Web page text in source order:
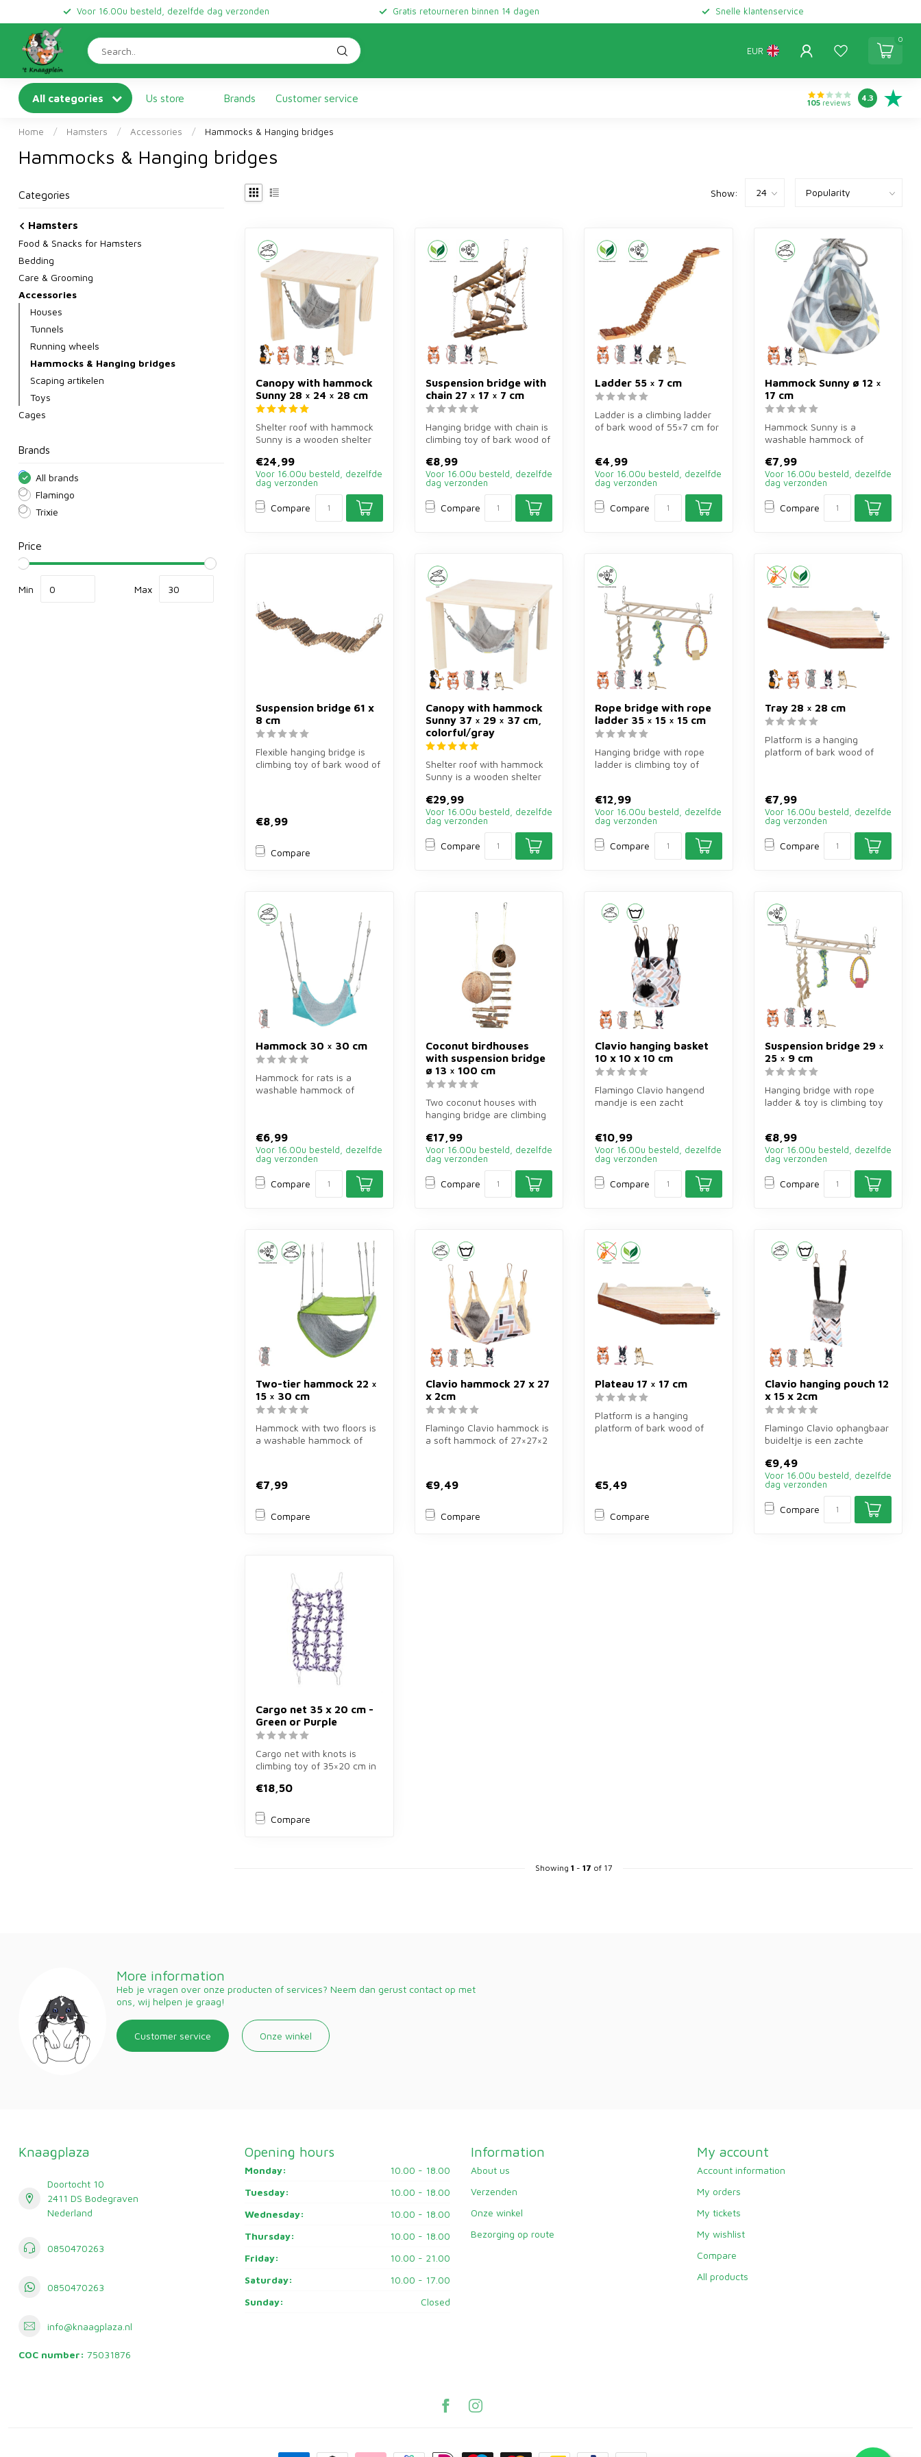
Voor 16.00u besteld, dezelfde dag verzonden Gratis retourneren binnen 14 dagen Snelle klantenservice
EUR
0
All categories Us store Brands Customer service 105reviews
4.3
Home / Hamsters / Accessories / Hammocks & Hanging bridges
Hammocks & Hanging bridges
Categories
Hamsters
Food & Snacks for Hamsters
Bedding
Care & Grooming
Accessories
Houses
Tunnels
Running wheels
Hammocks & Hanging bridges
Scaping artikelen
Toys
Cages
Brands
All brands
Flamingo
Trixie
Price
Min Max
Show:
Canopy with hammock
Sunny 28 × 24 × 28 cm
Shelter roof with hammock
Sunny is a wooden shelter
cm ...
€24,99
Voor 16.00u besteld, dezelfde
dag verzonden
Compare
Suspension bridge with
chain 27 × 17 × 7 cm
Hanging bridge with chain is
climbing toy of bark wood of
€8,99
Voor 16.00u besteld, dezelfde
dag verzonden
Compare
Ladder 55 × 7 cm
Ladder is a climbing ladder
of bark wood of 55×7 cm for
€4,99
Voor 16.00u besteld, dezelfde
dag verzonden
Compare
Hammock Sunny ø 12 ×
17 cm
Hammock Sunny is a
washable hammock of
and colourfu...
€7,99
Voor 16.00u besteld, dezelfde
dag verzonden
Compare
Suspension bridge 61 x
8 cm
Flexible hanging bridge is
climbing toy of bark wood of
€8,99
Compare
Canopy with hammock
Sunny 37 × 29 × 37 cm,
colorful/gray
Shelter roof with hammock
Sunny is a wooden shelter
cm ...
€29,99
Voor 16.00u besteld, dezelfde
dag verzonden
Compare
Rope bridge with rope
ladder 35 × 15 × 15 cm
Hanging bridge with rope
ladder is climbing toy of
€12,99
Voor 16.00u besteld, dezelfde
dag verzonden
Compare
Tray 28 × 28 cm
Platform is a hanging
platform of bark wood of
€7,99
Voor 16.00u besteld, dezelfde
dag verzonden
Compare
Hammock 30 × 30 cm
Hammock for rats is a
washable hammock of
€6,99
Voor 16.00u besteld, dezelfde
dag verzonden
Compare
Coconut birdhouses
with suspension bridge
ø 13 × 100 cm
Two coconut houses with
hanging bridge are climbing
ø13...
€17,99
Voor 16.00u besteld, dezelfde
dag verzonden
Compare
Clavio hanging basket
10 x 10 x 10 cm
Flamingo Clavio hangend
mandje is een zacht
€10,99
Voor 16.00u besteld, dezelfde
dag verzonden
Compare
Suspension bridge 29 ×
25 × 9 cm
Hanging bridge with rope
ladder & toy is climbing toy
€8,99
Voor 16.00u besteld, dezelfde
dag verzonden
Compare
Two-tier hammock 22 ×
15 × 30 cm
Hammock with two floors is
a washable hammock of
€7,99
Compare
Clavio hammock 27 x 27
x 2cm
Flamingo Clavio hammock is
a soft hammock of 27×27×2
€9,49
Compare
Plateau 17 × 17 cm
Platform is a hanging
platform of bark wood of
€5,49
Compare
Clavio hanging pouch 12
x 15 x 2cm
Flamingo Clavio ophangbaar
buideltje is een zachte
voor g...
€9,49
Voor 16.00u besteld, dezelfde
dag verzonden
Compare
Cargo net 35 x 20 cm -
Green or Purple
Cargo net with knots is
climbing toy of 35×20 cm in
€18,50
Compare
Showing 1 - 17 of 17
More information
Heb je vragen over onze producten of services? Neem dan gerust contact op met
ons, wij helpen je graag!
Customer service Onze winkel
Knaagplaza
Doortocht 10
2411 DS Bodegraven
Nederland
0850470263
0850470263
info@knaagplaza.nl
COC number: 75031876
Opening hours
Monday:
10.00 - 18.00
Tuesday:
10.00 - 18.00
Wednesday:
10.00 - 18.00
Thursday:
10.00 - 18.00
Friday:
10.00 - 21.00
Saturday:
10.00 - 17.00
Sunday:
Closed
Information
About us
Verzenden
Onze winkel
Bezorging op route
My account
Account information
My orders
My tickets
My wishlist
Compare
All products